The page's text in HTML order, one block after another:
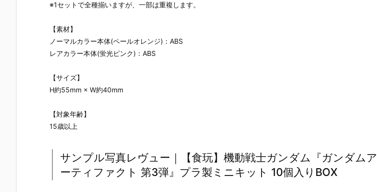
※1セットで全種揃いますが、一部は重複します。
【素材】
ノーマルカラー本体(ペールオレンジ)：ABS
レアカラー本体(蛍光ピンク)：ABS
【サイズ】
H約55mm × W約40mm
【対象年齢】
15歳以上
サンプル写真レヴュー｜【食玩】機動戦士ガンダム『ガンダムア
ーティファクト 第3弾』プラ製ミニキット 10個入りBOX